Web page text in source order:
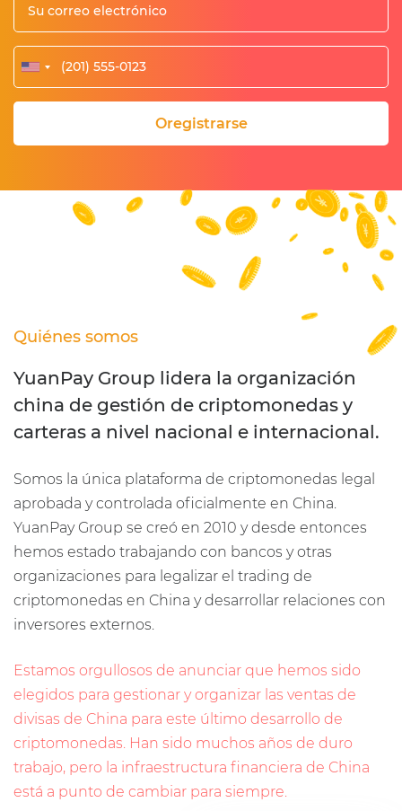
Oregistrarse
Quiénes somos
YuanPay Group lidera la organización
china de gestión de criptomonedas y
carteras a nivel nacional e internacional.
Somos la única plataforma de criptomonedas legal
aprobada y controlada oficialmente en China.
YuanPay Group se creó en 2010 y desde entonces
hemos estado trabajando con bancos y otras
organizaciones para legalizar el trading de
criptomonedas en China y desarrollar relaciones con
inversores externos.
Estamos orgullosos de anunciar que hemos sido
elegidos para gestionar y organizar las ventas de
divisas de China para este último desarrollo de
criptomonedas. Han sido muchos años de duro
trabajo, pero la infraestructura financiera de China
está a punto de cambiar para siempre.